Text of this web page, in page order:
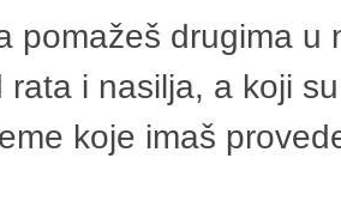
pomažeš drugima
rata i nasilja, a koji
koje imaš